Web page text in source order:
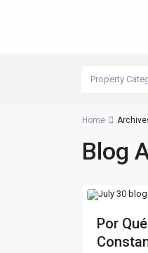
Property
Home
Blog
Por